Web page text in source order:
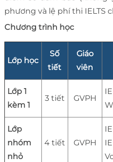
phương và lệ phí thi IELTS
Chương trình học
Lớp học
Số
tiết
Giáo
viên
Lớp 1
kèm 1
3 tiết GVPH
Lớp
nhóm
nhỏ
4 tiết GVPH